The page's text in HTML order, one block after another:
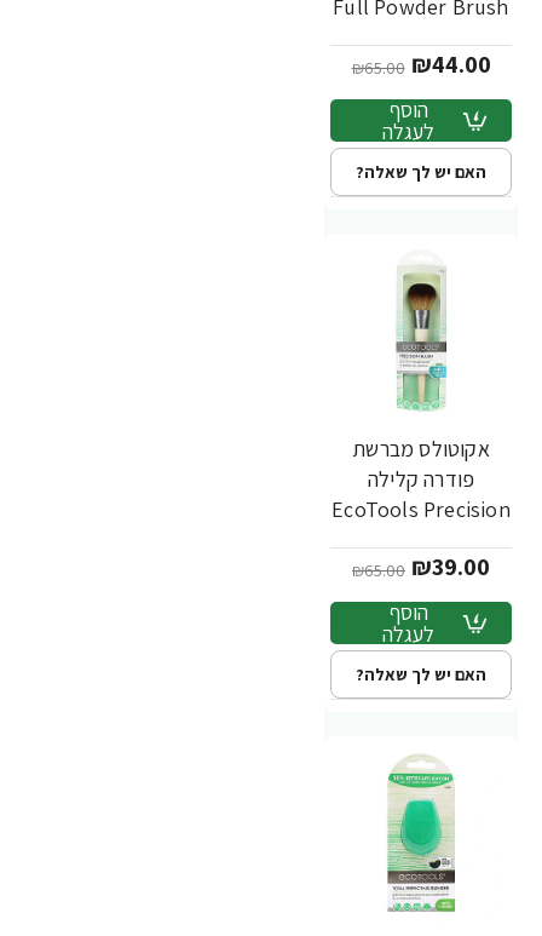
Full Powder Brush
₪44.00
₪65.00
הוסף
לעגלה
האם יש לך שאלה?
-40%
אקוטולס מברשת
פודרה קלילה
EcoTools Precision
₪39.00
₪65.00
הוסף
לעגלה
האם יש לך שאלה?